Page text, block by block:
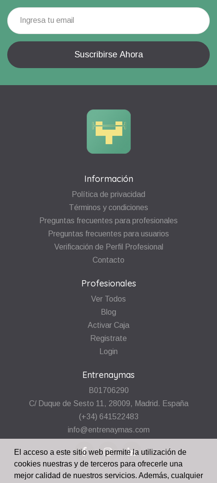
Información
Política de privacidad
Términos y condiciones
Preguntas frecuentes para profesionales
Preguntas frecuentes para usuarios
Verificación de Perfil Profesional
Contacto
Profesionales
Ver Todos
Blog
Activar Caja
Registrate
Login
Entrenaymas
B01706290
C/ Duque de Sesto 11, 28009, Madrid. España
(+34) 641522483
info@entrenaymas.com
El acceso a este sitio web permite la utilización de
cookies nuestras y de terceros para ofrecerle una
mejor calidad de nuestros servicios. Además, cualquier